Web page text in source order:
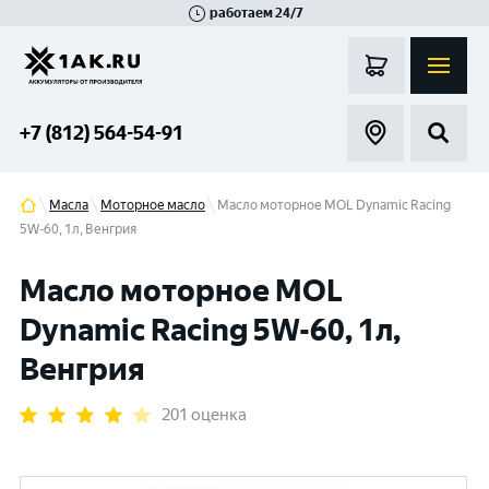
работаем 24/7
+7 (812) 564-54-91
Масла Моторное масло
Масло моторное MOL Dynamic Racing
5W-60, 1л, Венгрия
Масло моторное MOL
Dynamic Racing 5W-60, 1л,
Венгрия
201 оценка
Гатчина